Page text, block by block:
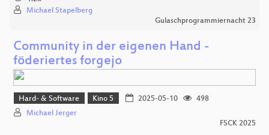
Michael Stapelberg
Gulaschprogrammiernacht 23
Community in der eigenen Hand -
föderiertes forgejo
Hard- & Software Kino 5 2025-05-10
498
Michael Jerger
FSCK 2025